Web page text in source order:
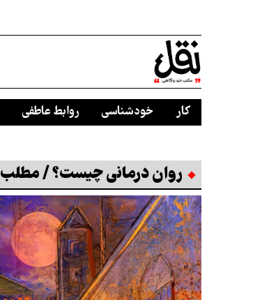
کار خودشناسی روابط عاطفی
روان درمانی چیست؟ / مطلب